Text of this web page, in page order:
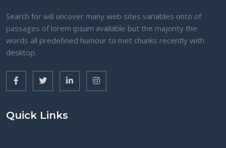
Search for will uncover many web sites variables onto of
passages of lorem ipsum available but the majority the
words all predefined humour to met chunks recently with
desktop.
Quick Links